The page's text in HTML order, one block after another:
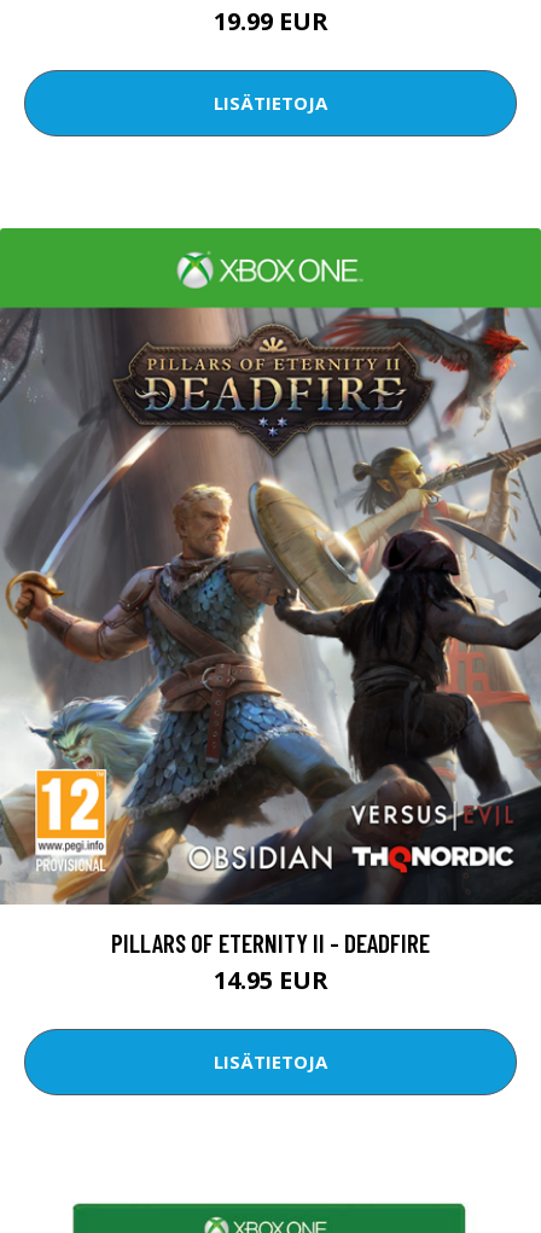
19.99 EUR
LISÄTIETOJA
PILLARS OF ETERNITY II - DEADFIRE
14.95 EUR
LISÄTIETOJA